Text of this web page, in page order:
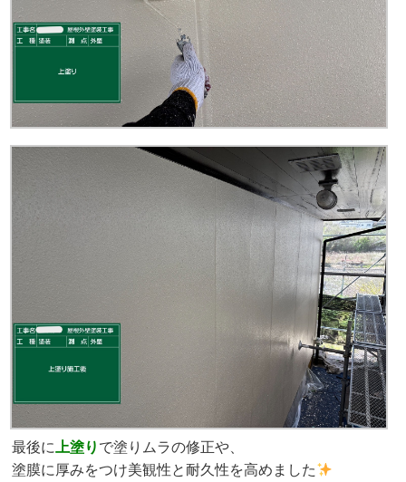
最後に上塗りで塗りムラの修正や、
塗膜に厚みをつけ美観性と耐久性を高めました